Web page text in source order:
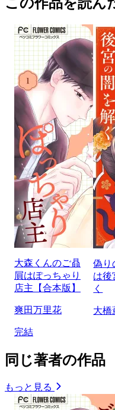
大森くんのご贔
屓はぽっちゃり
店主【合本版】
爽田万里花
完結
偽り
は後
く
大橋
同じ著者の作品
もっと見る